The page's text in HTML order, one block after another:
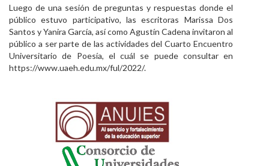
Luego de una sesión de preguntas y respuestas donde el
público estuvo participativo, las escritoras Marissa Dos
Santos y Yanira García, así como Agustín Cadena invitaron al
público a ser parte de las actividades del Cuarto Encuentro
Universitario de Poesía, el cuál se puede consultar en
https://www.uaeh.edu.mx/ful/2022/.